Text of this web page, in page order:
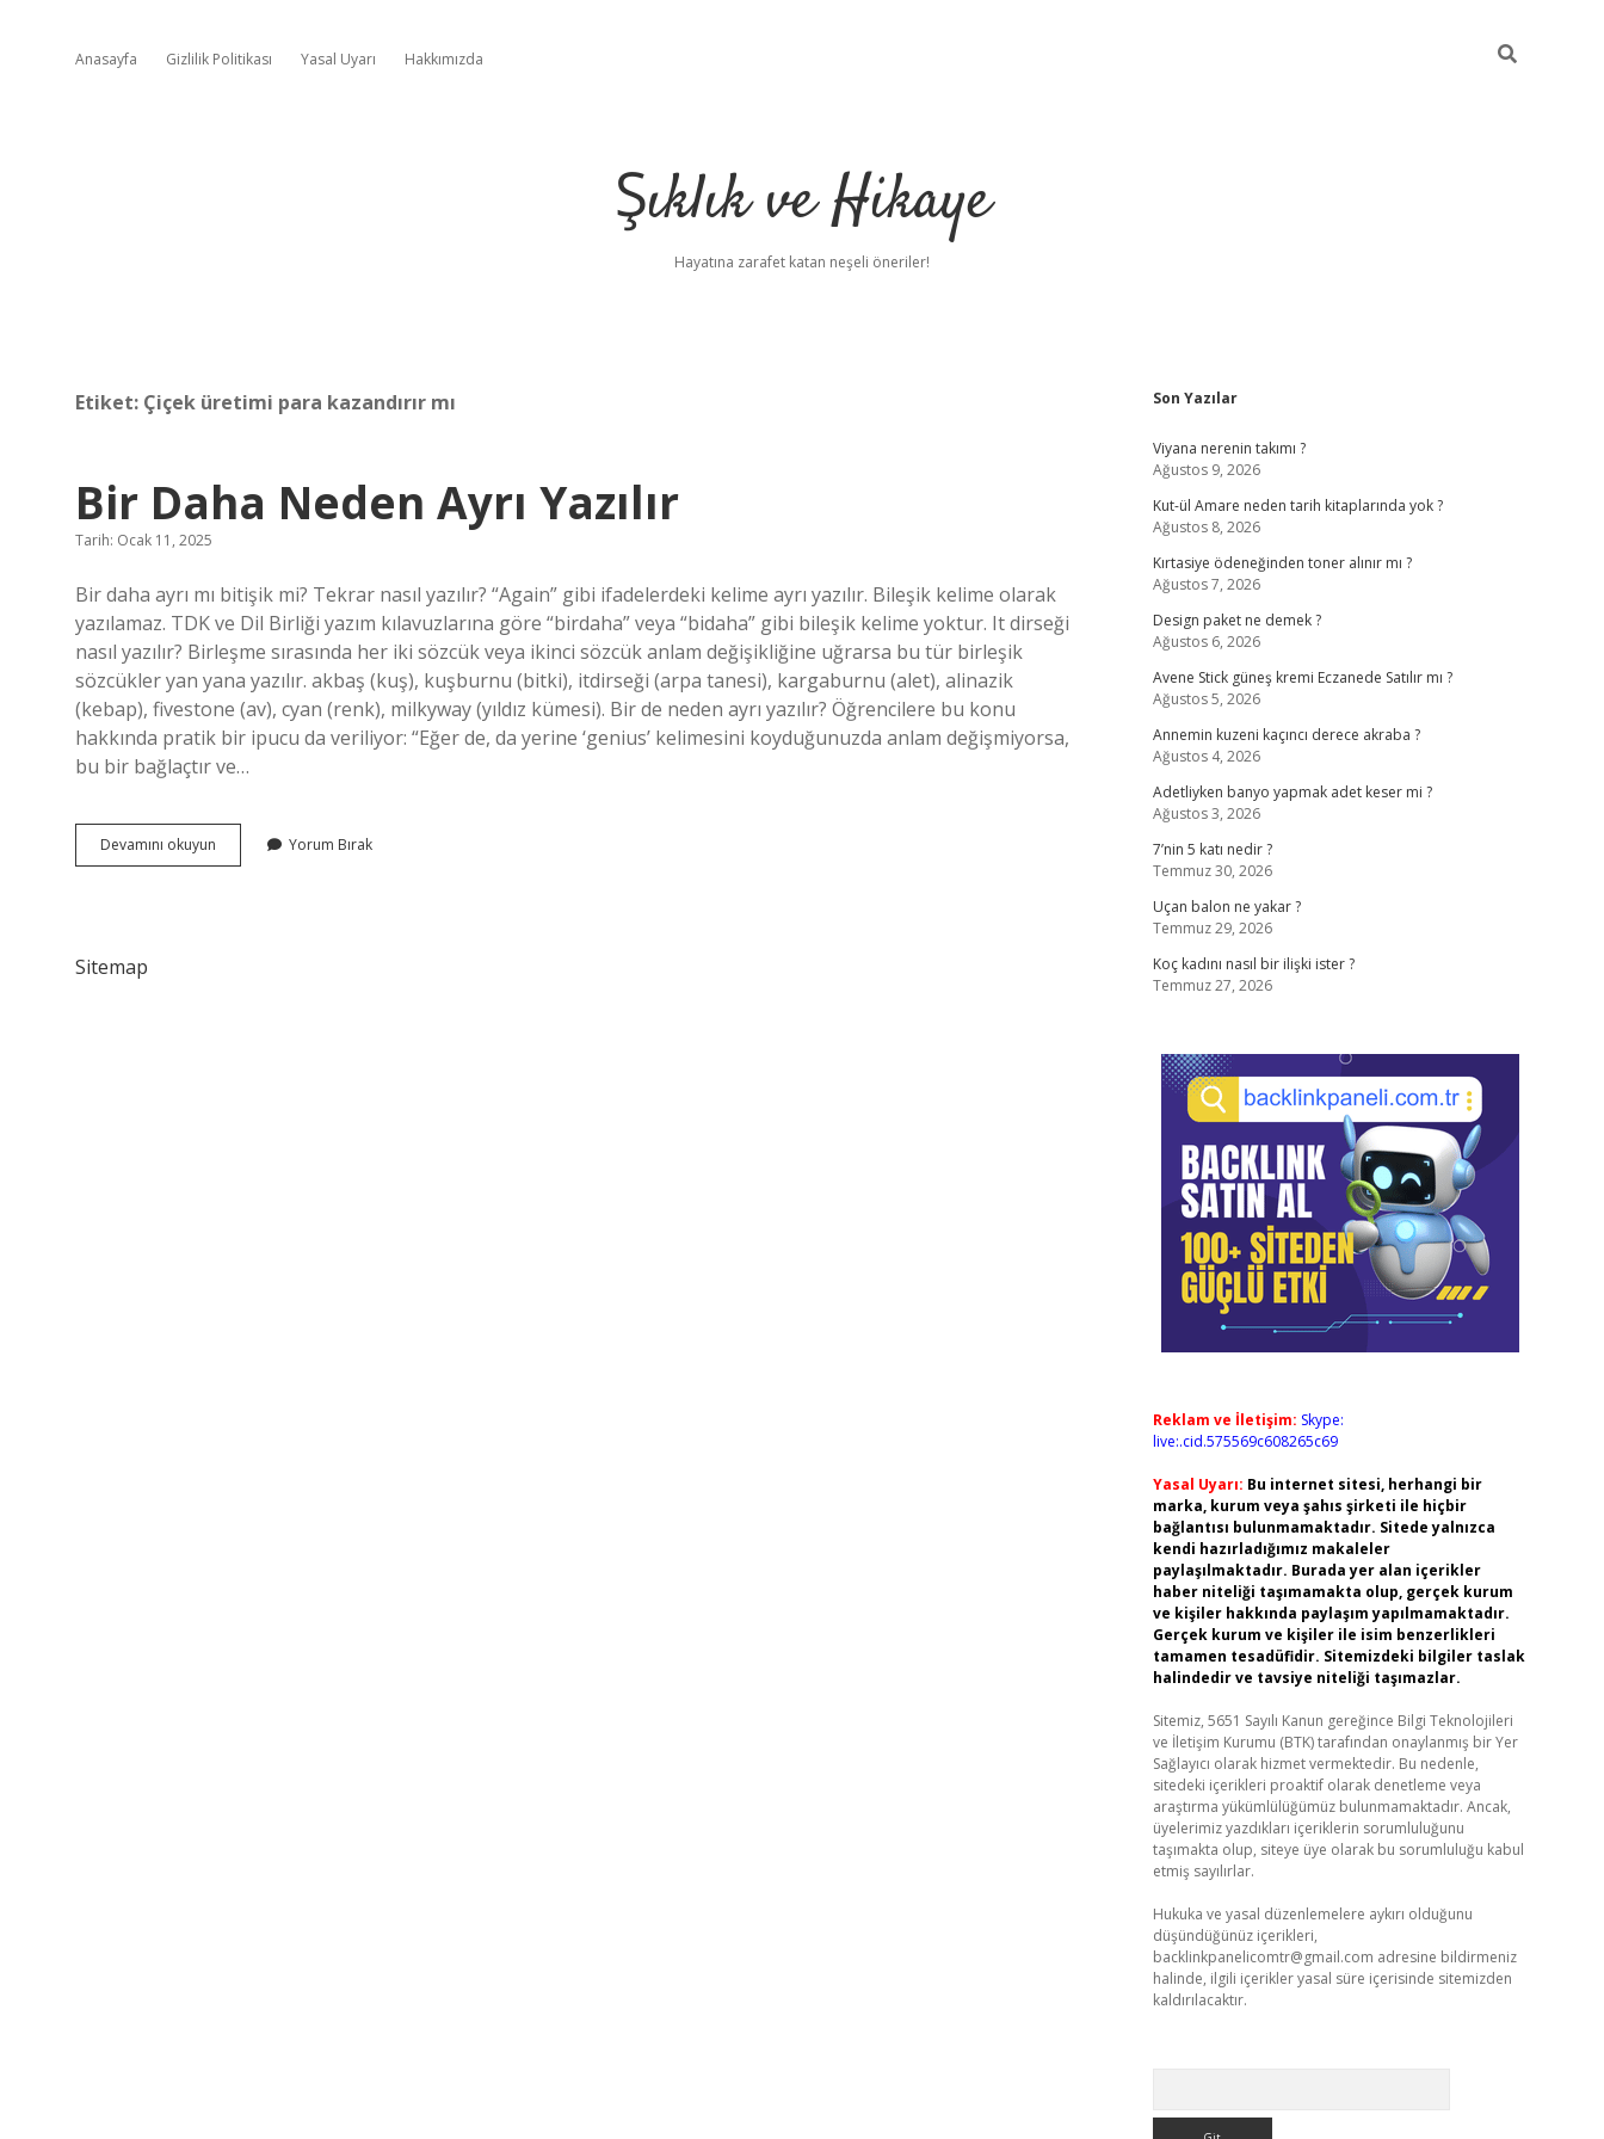
Anasayfa Gizlilik Politikası Yasal Uyarı Hakkımızda
Şıklık ve Hikaye
Hayatına zarafet katan neşeli öneriler!
Etiket: Çiçek üretimi para kazandırır mı
Bir Daha Neden Ayrı Yazılır
Tarih: Ocak 11, 2025
Bir daha ayrı mı bitişik mi? Tekrar nasıl yazılır? “Again” gibi ifadelerdeki kelime ayrı yazılır. Bileşik kelime olarak
yazılamaz. TDK ve Dil Birliği yazım kılavuzlarına göre “birdaha” veya “bidaha” gibi bileşik kelime yoktur. It dirseği
nasıl yazılır? Birleşme sırasında her iki sözcük veya ikinci sözcük anlam değişikliğine uğrarsa bu tür birleşik
sözcükler yan yana yazılır. akbaş (kuş), kuşburnu (bitki), itdirseği (arpa tanesi), kargaburnu (alet), alinazik
(kebap), fivestone (av), cyan (renk), milkyway (yıldız kümesi). Bir de neden ayrı yazılır? Öğrencilere bu konu
hakkında pratik bir ipucu da veriliyor: “Eğer de, da yerine ‘genius’ kelimesini koyduğunuzda anlam değişmiyorsa,
bu bir bağlaçtır ve…
Devamını okuyun
Daha
Yorum Bırak
Sitemap
Sidebar
Son Yazılar
Viyana nerenin takımı ?
Ağustos 9, 2026
Kut-ül Amare neden tarih kitaplarında yok ?
Ağustos 8, 2026
Kırtasiye ödeneğinden toner alınır mı ?
Ağustos 7, 2026
Design paket ne demek ?
Ağustos 6, 2026
Avene Stick güneş kremi Eczanede Satılır mı ?
Ağustos 5, 2026
Annemin kuzeni kaçıncı derece akraba ?
Ağustos 4, 2026
Adetliyken banyo yapmak adet keser mi ?
Ağustos 3, 2026
7’nin 5 katı nedir ?
Temmuz 30, 2026
Uçan balon ne yakar ?
Temmuz 29, 2026
Koç kadını nasıl bir ilişki ister ?
Temmuz 27, 2026
Reklam ve İletişim: Skype:
live:.cid.575569c608265c69
Yasal Uyarı: Bu internet sitesi, herhangi bir
marka, kurum veya şahıs şirketi ile hiçbir
bağlantısı bulunmamaktadır. Sitede yalnızca
kendi hazırladığımız makaleler
paylaşılmaktadır. Burada yer alan içerikler
haber niteliği taşımamakta olup, gerçek kurum
ve kişiler hakkında paylaşım yapılmamaktadır.
Gerçek kurum ve kişiler ile isim benzerlikleri
tamamen tesadüfidir. Sitemizdeki bilgiler taslak
halindedir ve tavsiye niteliği taşımazlar.
Sitemiz, 5651 Sayılı Kanun gereğince Bilgi Teknolojileri
ve İletişim Kurumu (BTK) tarafından onaylanmış bir Yer
Sağlayıcı olarak hizmet vermektedir. Bu nedenle,
sitedeki içerikleri proaktif olarak denetleme veya
araştırma yükümlülüğümüz bulunmamaktadır. Ancak,
üyelerimiz yazdıkları içeriklerin sorumluluğunu
taşımakta olup, siteye üye olarak bu sorumluluğu kabul
etmiş sayılırlar.
Hukuka ve yasal düzenlemelere aykırı olduğunu
düşündüğünüz içerikleri,
backlinkpanelicomtr@gmail.com adresine bildirmeniz
halinde, ilgili içerikler yasal süre içerisinde sitemizden
kaldırılacaktır.